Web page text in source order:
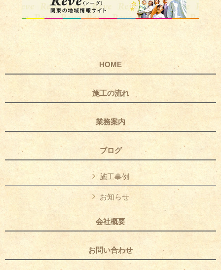
HOME
施工の流れ
業務案内
ブログ
施工事例
お知らせ
会社概要
お問い合わせ